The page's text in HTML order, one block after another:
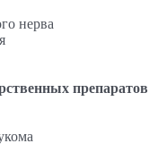
нерва
препаратов